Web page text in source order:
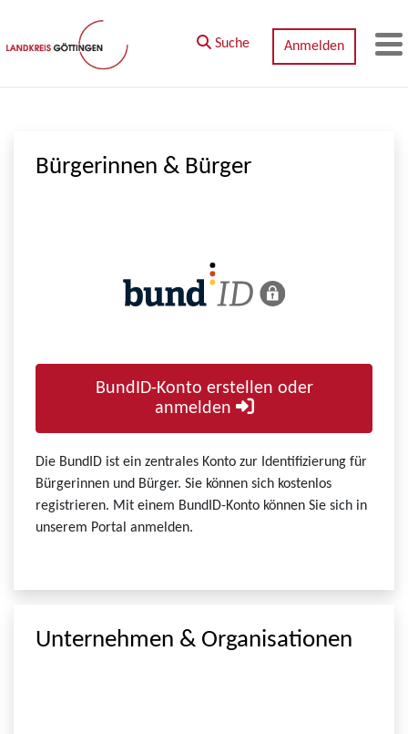
Zum Hauptinhalt springen
Suche Anmelden
Bürgerinnen & Bürger
BundID-Konto erstellen oder
anmelden
Die BundID ist ein zentrales Konto zur Identifizierung für
Bürgerinnen und Bürger. Sie können sich kostenlos
registrieren. Mit einem BundID-Konto können Sie sich in
unserem Portal anmelden.
Unternehmen & Organisationen